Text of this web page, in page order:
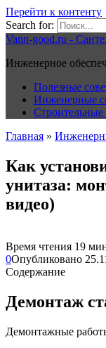
Перейти к контенту
Search for:
Vann-good.ru -
Инженерное
Полезные
Инженерные
Строительные
Главная »
Как
унитаза:
видео)
Время чтения 19
0Опубликовано
Содержание
Демонтаж
Демонтажные